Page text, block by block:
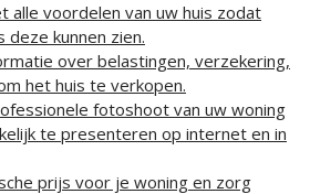
alle voordelen van uw huis zodat
kunnen zien.
over belastingen, verzekering,
het huis te verkopen.
fotoshoot van uw woning
te presenteren op internet en in
prijs voor je woning en zorg